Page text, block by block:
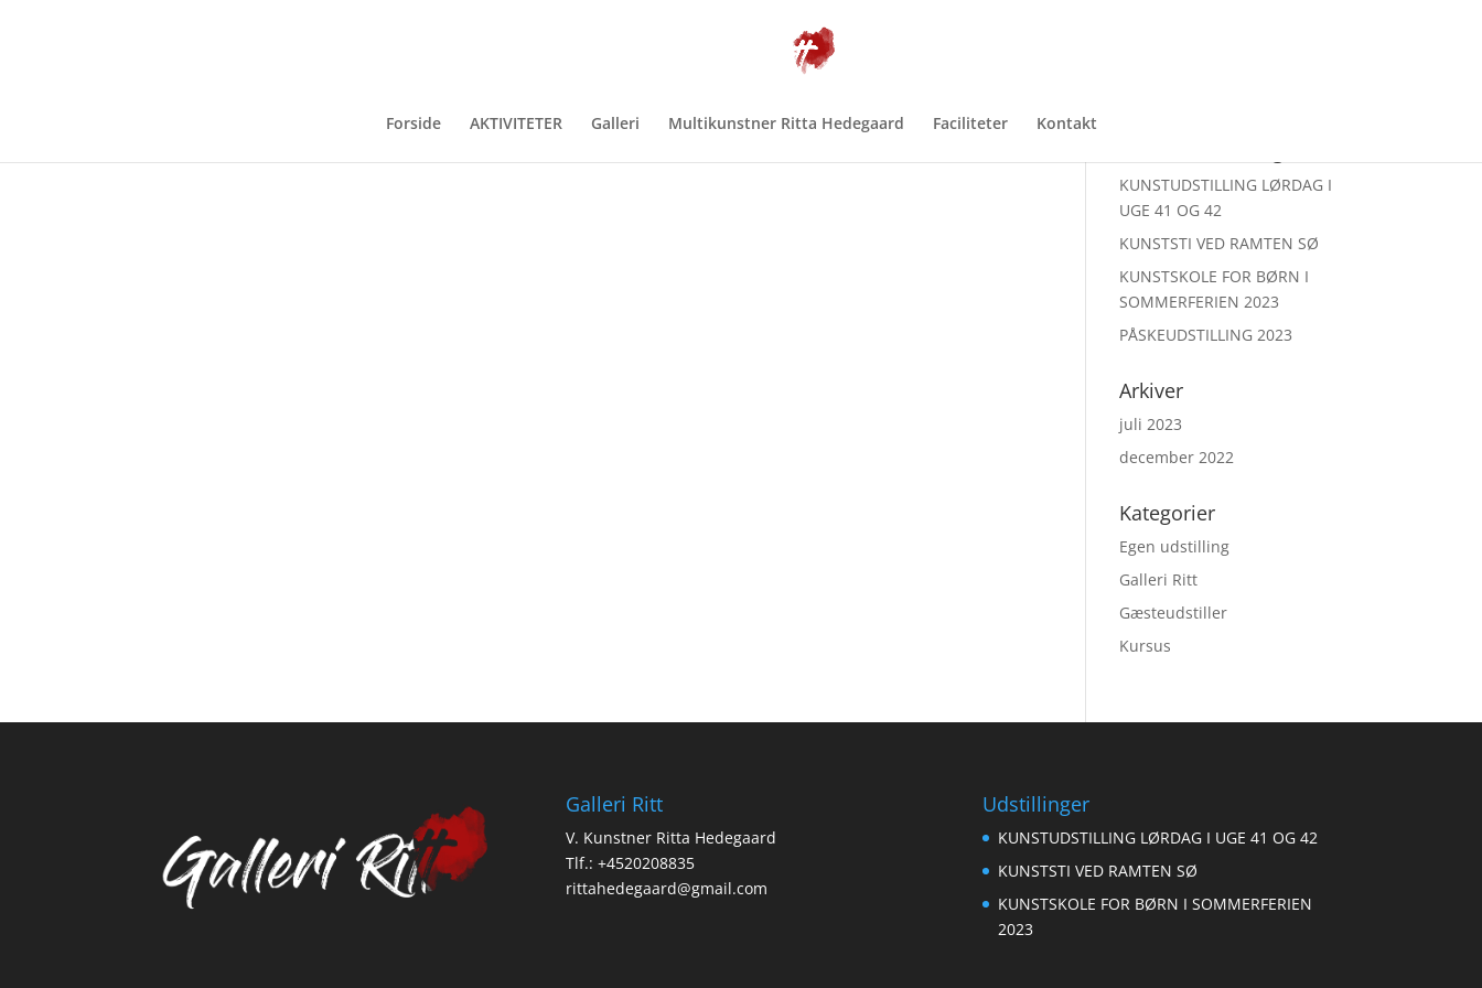
Forside AKTIVITETER Galleri Multikunstner Ritta Hedegaard Faciliteter Kontakt
KUNSTUDSTILLING LØRDAG I
UGE 41 OG 42
KUNSTSTI VED RAMTEN SØ
KUNSTSKOLE FOR BØRN I
SOMMERFERIEN 2023
PÅSKEUDSTILLING 2023
Arkiver
juli 2023
december 2022
Kategorier
Egen udstilling
Galleri Ritt
Gæsteudstiller
Kursus
Galleri Ritt
V. Kunstner Ritta Hedegaard
Tlf.: +4520208835
rittahedegaard@gmail.com
Udstillinger
KUNSTUDSTILLING LØRDAG I UGE 41 OG 42
KUNSTSTI VED RAMTEN SØ
KUNSTSKOLE FOR BØRN I SOMMERFERIEN
2023